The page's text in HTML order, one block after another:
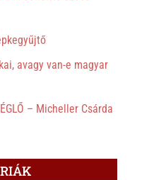
avagy van-e magyar
– Micheller Csárda